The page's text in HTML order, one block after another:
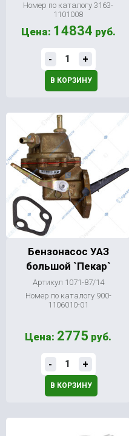
Номер по каталогу 3163-
1101008
Цена: 14834 руб.
- +
В КОРЗИНУ
Бензонасос УАЗ
большой `Пекар`
Артикул 1071-87/14
Номер по каталогу 900-
1106010-01
Цена: 2775 руб.
- +
В КОРЗИНУ